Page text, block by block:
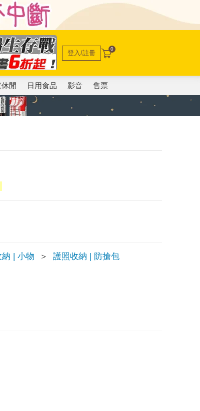
登入/註冊 0
休閒 日用食品 影音 售票
納 | 小物 ＞ 護照收納 | 防搶包